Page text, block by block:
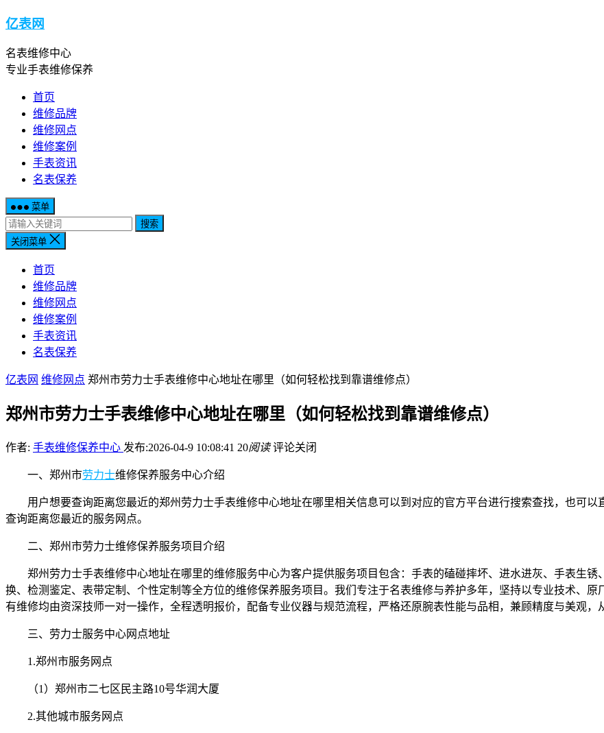
亿表网
名表维修中心
专业手表维修保养
首页
维修品牌
维修网点
维修案例
手表资讯
名表保养
菜单
搜索
关闭菜单
首页
维修品牌
维修网点
维修案例
手表资讯
名表保养
亿表网 维修网点 郑州市劳力士手表维修中心地址在哪里（如何轻松找到靠谱维修点）
郑州市劳力士手表维修中心地址在哪里（如何轻松找到靠谱维修点）
作者: 手表维修保养中心 发布:2026-04-9 10:08:41 20阅读 评论关闭
一、郑州市劳力士维修保养服务中心介绍
用户想要查询距离您最近的郑州劳力士手表维修中心地址在哪里相关信息可以到对应的官方平台进行搜索查找，也可以
查询距离您最近的服务网点。
二、郑州市劳力士维修保养服务项目介绍
郑州劳力士手表维修中心地址在哪里的维修服务中心为客户提供服务项目包含：手表的磕碰摔坏、进水进灰、手表生
换、检测鉴定、表带定制、个性定制等全方位的维修保养服务项目。我们专注于名表维修与养护多年，坚持以专业技术、
有维修均由资深技师一对一操作，全程透明报价，配备专业仪器与规范流程，严格还原腕表性能与品相，兼顾精度与美观，
三、劳力士服务中心网点地址
1.郑州市服务网点
（1）郑州市二七区民主路10号华润大厦
2.其他城市服务网点